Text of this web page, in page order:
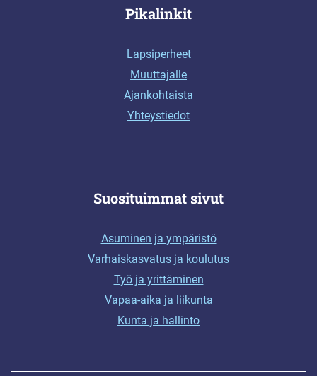
Pikalinkit
Lapsiperheet
Muuttajalle
Ajankohtaista
Yhteystiedot
Suosituimmat sivut
Asuminen ja ympäristö
Varhaiskasvatus ja koulutus
Työ ja yrittäminen
Vapaa-aika ja liikunta
Kunta ja hallinto